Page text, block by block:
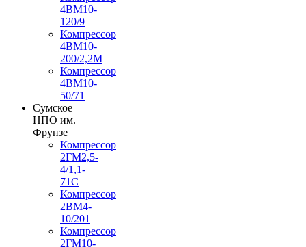
4ВМ10-
120/9
Компрессор
4ВМ10-
200/2,2М
Компрессор
4ВМ10-
50/71
Сумское
НПО им.
Фрунзе
Компрессор
2ГМ2,5-
4/1,1-
71С
Компрессор
2ВМ4-
10/201
Компрессор
2ГМ10-